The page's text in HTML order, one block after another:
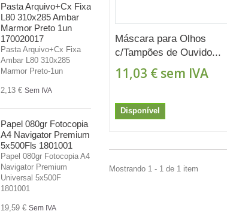
Pasta Arquivo+Cx Fixa
L80 310x285 Ambar
Marmor Preto 1un
170020017
Pasta Arquivo+Cx Fixa
Ambar L80 310x285
Marmor Preto-1un
2,13 € Sem IVA
Papel 080gr Fotocopia
A4 Navigator Premium
5x500Fls 1801001
Papel 080gr Fotocopia A4
Navigator Premium
Universal 5x500F
1801001
19,59 € Sem IVA
Máscara para Olhos
c/Tampões de Ouvido...
11,03 € sem IVA
Disponível
Mostrando 1 - 1 de 1 item